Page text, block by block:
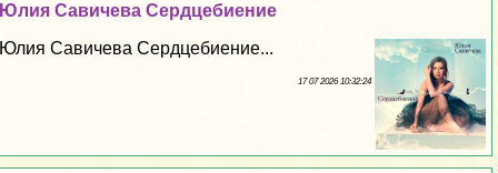
Юлия Савичева Сердцебиение
Юлия Савичева Сердцебиение...
17 07 2026 10:32:24